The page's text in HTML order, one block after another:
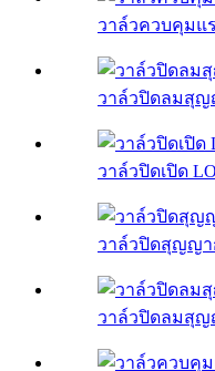
วาล์วควบคุมแ
วาล์วปิดลมสุญ
วาล์วปิดเปิด
วาล์วปิดสุญญา
วาล์วปิดลมสุญ